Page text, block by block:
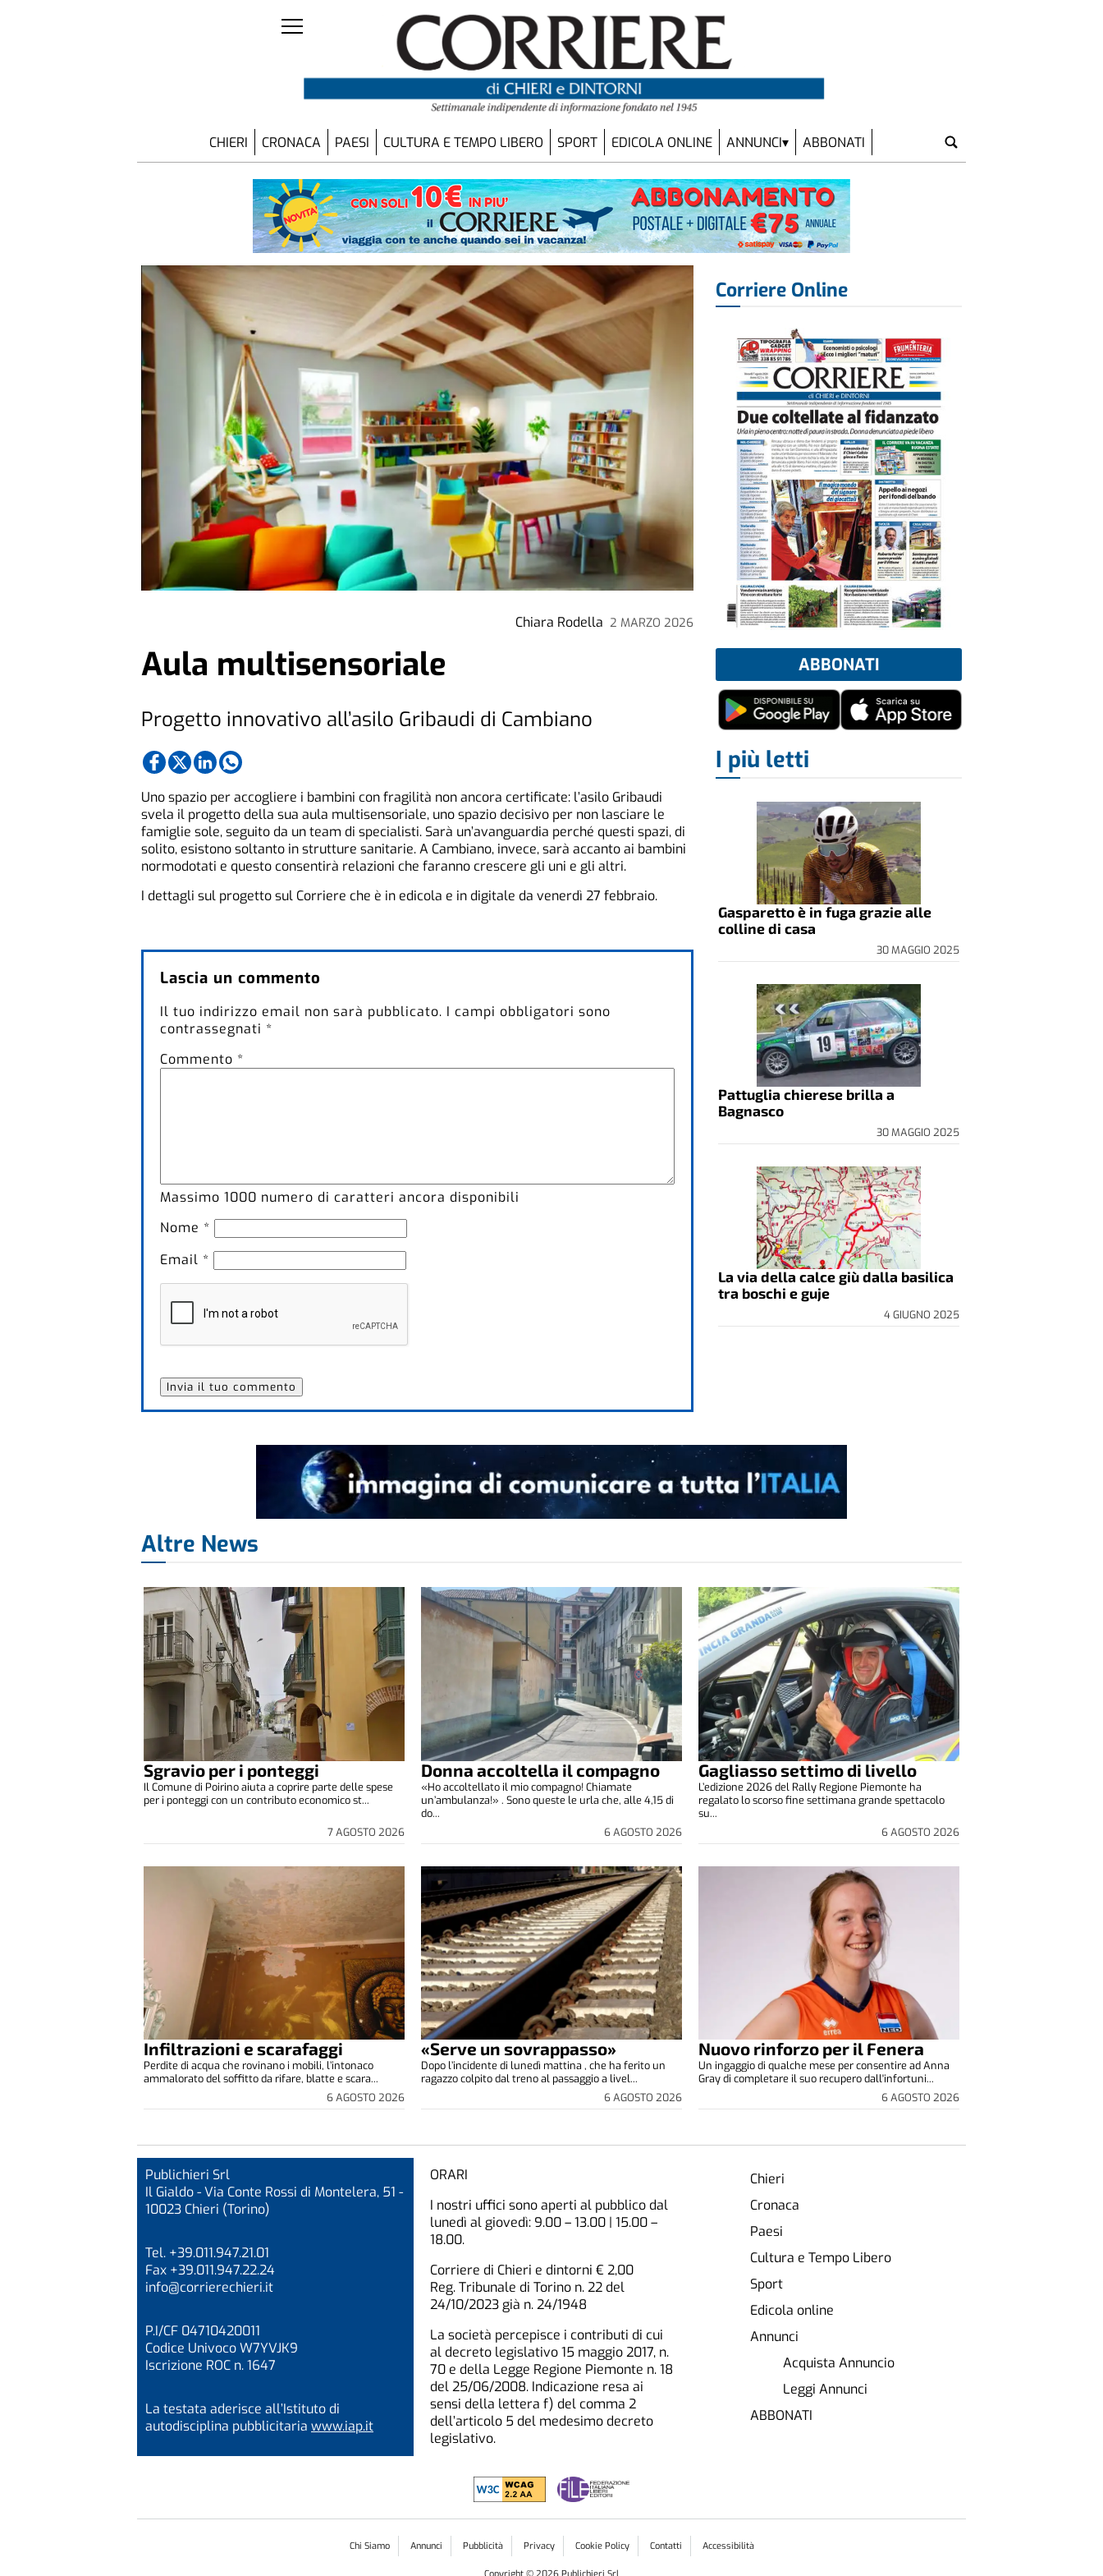
CHIERI CRONACA PAESI CULTURA E TEMPO LIBERO SPORT EDICOLA ONLINE ANNUNCI ABBONATI
Chiara Rodella 2 MARZO 2026
Aula multisensoriale
Progetto innovativo all’asilo Gribaudi di Cambiano
Uno spazio per accogliere i bambini con fragilità non ancora certificate: l’asilo Gribaudi
svela il progetto della sua aula multisensoriale, uno spazio decisivo per non lasciare le
famiglie sole, seguito da un team di specialisti. Sarà un’avanguardia perché questi spazi, di
solito, esistono soltanto in strutture sanitarie. A Cambiano, invece, sarà accanto ai bambini
normodotati e questo consentirà relazioni che faranno crescere gli uni e gli altri.
I dettagli sul progetto sul Corriere che è in edicola e in digitale da venerdì 27 febbraio.
Lascia un commento
Il tuo indirizzo email non sarà pubblicato. I campi obbligatori sono
contrassegnati *
Commento *
Massimo 1000 numero di caratteri ancora disponibili
Nome *
Email *
Corriere Online
ABBONATI
I più letti
Gasparetto è in fuga grazie alle
colline di casa
30 MAGGIO 2025
Pattuglia chierese brilla a
Bagnasco
30 MAGGIO 2025
La via della calce giù dalla basilica
tra boschi e guje
4 GIUGNO 2025
Altre News
Sgravio per i ponteggi
7 AGOSTO 2026
Il Comune di Poirino aiuta a coprire parte delle spese
per i ponteggi con un contributo economico st...
Donna accoltella il compagno
6 AGOSTO 2026
«Ho accoltellato il mio compagno! Chiamate
un’ambulanza!» . Sono queste le urla che, alle 4,15 di
do...
Gagliasso settimo di livello
6 AGOSTO 2026
L’edizione 2026 del Rally Regione Piemonte ha
regalato lo scorso fine settimana grande spettacolo
su...
Infiltrazioni e scarafaggi
6 AGOSTO 2026
Perdite di acqua che rovinano i mobili, l’intonaco
ammalorato del soffitto da rifare, blatte e scara...
«Serve un sovrappasso»
6 AGOSTO 2026
Dopo l’incidente di lunedì mattina , che ha ferito un
ragazzo colpito dal treno al passaggio a livel...
Nuovo rinforzo per il Fenera
6 AGOSTO 2026
Un ingaggio di qualche mese per consentire ad Anna
Gray di completare il suo recupero dall'infortuni...
Publichieri Srl
Il Gialdo - Via Conte Rossi di Montelera, 51 -
10023 Chieri (Torino)
Tel. +39.011.947.21.01
Fax +39.011.947.22.24
info@corrierechieri.it
P.I/CF 04710420011
Codice Univoco W7YVJK9
Iscrizione ROC n. 1647
La testata aderisce all’Istituto di
autodisciplina pubblicitaria www.iap.it
ORARI
I nostri uffici sono aperti al pubblico dal
lunedì al giovedì: 9.00 – 13.00 | 15.00 –
18.00.
Corriere di Chieri e dintorni € 2,00
Reg. Tribunale di Torino n. 22 del
24/10/2023 già n. 24/1948
La società percepisce i contributi di cui
al decreto legislativo 15 maggio 2017, n.
70 e della Legge Regione Piemonte n. 18
del 25/06/2008. Indicazione resa ai
sensi della lettera f) del comma 2
dell’articolo 5 del medesimo decreto
legislativo.
Chieri
Cronaca
Paesi
Cultura e Tempo Libero
Sport
Edicola online
Annunci
Acquista Annuncio
Leggi Annunci
ABBONATI
Chi Siamo Annunci Pubblicità Privacy Cookie Policy Contatti Accessibilità